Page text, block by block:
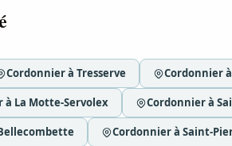
Cordonnier à Tresserve Cordonnier
à La Motte-Servolex Cordonnier à
Cordonnier à Saint-